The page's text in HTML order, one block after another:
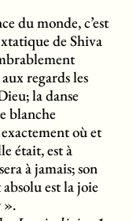
du monde, c’est
de Shiva
regards les
la danse
blanche
où et
était, est à
à jamais; son
est la joie
».